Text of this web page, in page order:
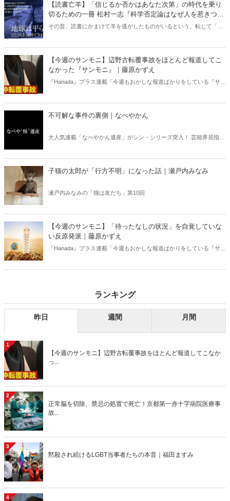
【読書亡羊】「信じるか否かはあなた次第」の時代を乗り
切るための一冊 松村一志『科学否定論はなぜ人を惹きつけ
るのか』（ちくま新書）｜梶原麻衣子
その昔、読書にかまけて羊を逃がしたものがいるという。転じて「読
ある。元月刊『Hanada』編集部員のライター・梶原がお送りする時事
書評！
【今週のサンモニ】辺野古転覆事故をほとんど報道してこ
なかった『サンモニ』｜藤原かずえ
『Hanada』プラス連載「今週もおかしな報道ばかりをしている『サン
不可解な事件の裏側｜なべやかん
大人気連載「なべやかん遺産」がシン・シリーズ突入！ 芸能界屈指の
信じるか信じないかは、あなた次第！ 芸能ニュース
子猫の太郎が「行方不明」になった話｜瀬戸内みなみ
瀬戸内みなみの「猫は友だち」第10回
【今週のサンモニ】「待ったなしの状況」を自覚していな
い反原発派｜藤原かずえ
『Hanada』プラス連載「今週もおかしな報道ばかりをしている『サン
ランキング
昨日 週間 月間
1
【今週のサンモニ】辺野古転覆事故をほとんど報道してこなか
っ...
2
正常脳を切除、禁忌の処置で死亡！京都第一赤十字病院医療事
故...
3
黙殺され続けるLGBT当事者たちの本音｜福田ますみ
4